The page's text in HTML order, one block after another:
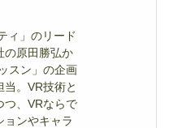
ィ」のリード
の原田勝弘か
スン」の企画
。VR技術と
つ、VRならで
ョンやキャラ